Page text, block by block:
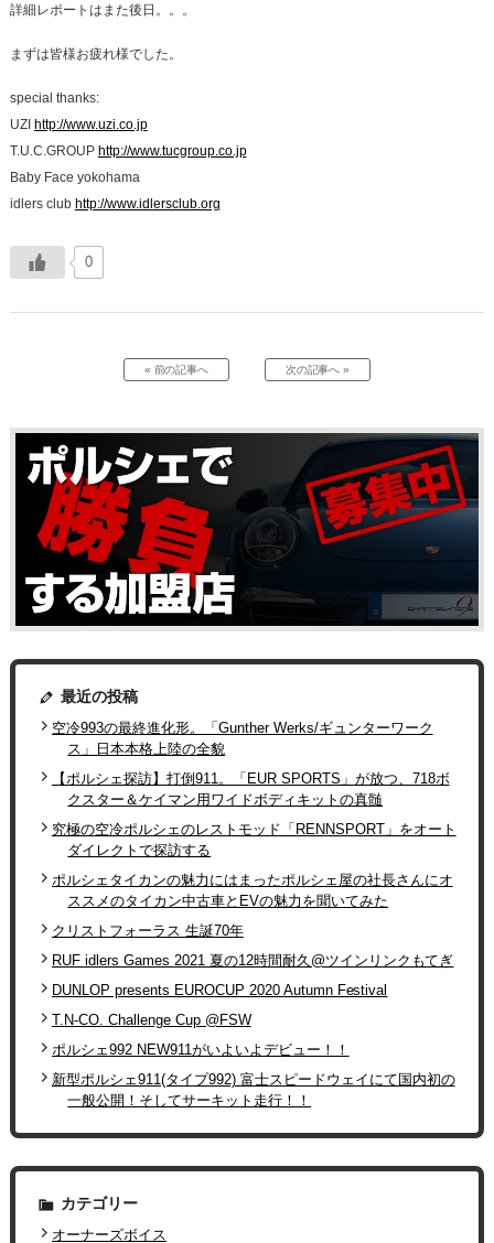
詳細レポートはまた後日。。。
まずは皆様お疲れ様でした。
special thanks:
UZI http://www.uzi.co.jp
T.U.C.GROUP http://www.tucgroup.co.jp
Baby Face yokohama
idlers club http://www.idlersclub.org
0
« 前の記事へ 次の記事へ »
最近の投稿
空冷993の最終進化形。「Gunther Werks/ギュンターワーク
ス」日本本格上陸の全貌
【ポルシェ探訪】打倒911。「EUR SPORTS」が放つ、718ボ
クスター＆ケイマン用ワイドボディキットの真髄
究極の空冷ポルシェのレストモッド「RENNSPORT」をオート
ダイレクトで探訪する
ポルシェタイカンの魅力にはまったポルシェ屋の社長さんにオ
ススメのタイカン中古車とEVの魅力を聞いてみた
クリストフォーラス 生誕70年
RUF idlers Games 2021 夏の12時間耐久@ツインリンクもてぎ
DUNLOP presents EUROCUP 2020 Autumn Festival
T.N-CO. Challenge Cup @FSW
ポルシェ992 NEW911がいよいよデビュー！！
新型ポルシェ911(タイプ992) 富士スピードウェイにて国内初の
一般公開！そしてサーキット走行！！
カテゴリー
オーナーズボイス